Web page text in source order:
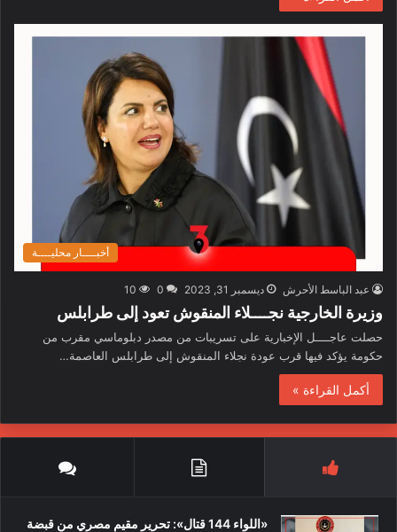
أخبــــار محليــــة
عبد الباسط الأحرش ديسمبر 31, 2023 0
10
وزيرة الخارجية نجــــلاء المنقوش تعود إلى طرابلس
حصلت عاجــــل الإخبارية على تسريبات من مصدر دبلوماسي مقرب من
حكومة يؤكد فيها قرب عودة نجلاء المنقوش إلى طرابلس العاصمة…
أكمل القراءة »
«اللواء 144 قتال»: تحرير مقيم مصري من قبضة